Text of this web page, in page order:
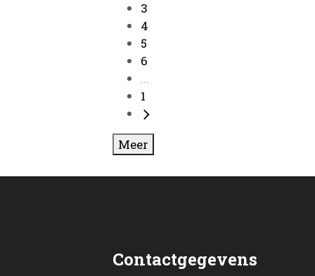
3
4
5
6
...
1
Meer
Contactgegevens